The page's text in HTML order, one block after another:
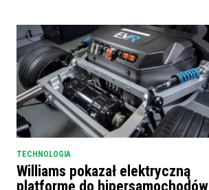
TECHNOLOGIA
Williams pokazał elektryczną
platformę do hipersamochodów